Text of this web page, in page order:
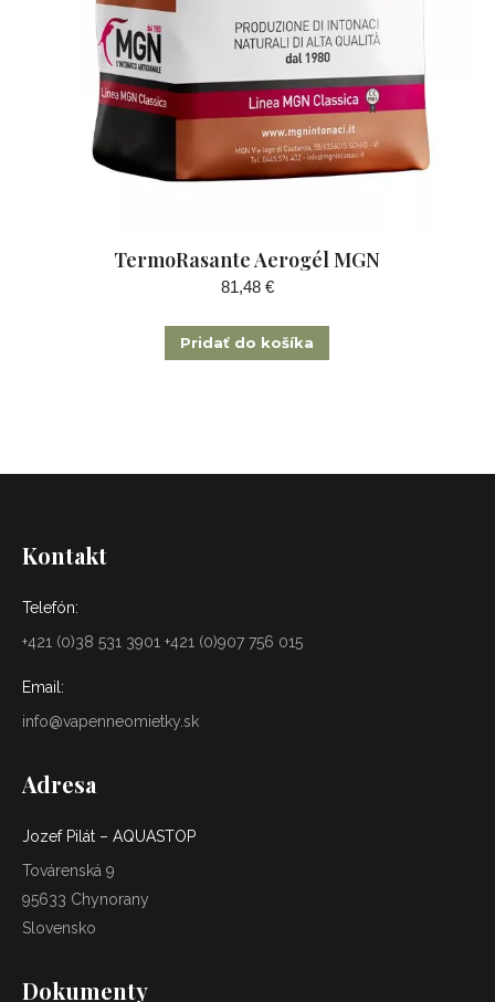
TermoRasante Aerogél MGN
81,48 €
Pridať do košíka
Kontakt
Telefón:
+421 (0)38 531 3901 +421 (0)907 756 015
Email:
info@vapenneomietky.sk
Adresa
Jozef Pilát – AQUASTOP
Továrenská 9
95633 Chynorany
Slovensko
Dokumenty